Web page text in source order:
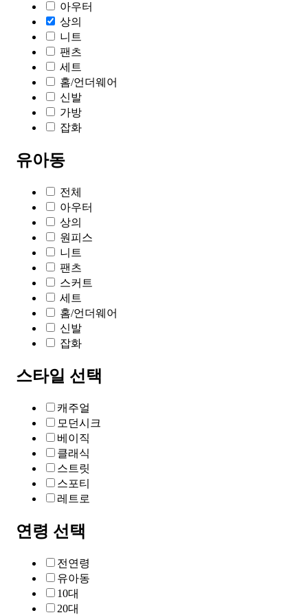
아우터
상의
니트
팬츠
세트
홈/언더웨어
신발
가방
잡화
유아동
전체
아우터
상의
원피스
니트
팬츠
스커트
세트
홈/언더웨어
신발
잡화
스타일 선택
캐주얼
모던시크
베이직
클래식
스트릿
스포티
레트로
연령 선택
전연령
유아동
10대
20대